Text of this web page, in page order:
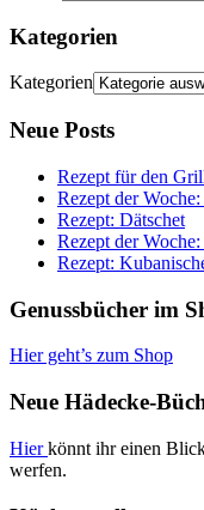
Kategorien
Kategorien
Neue Posts
Rezept für den
Rezept der
Rezept: Dätschet
Rezept der
Rezept:
Genussbücher im
Hier geht’s zum Shop
Neue Hädecke-
Hierkönnt ihr einen
werfen.